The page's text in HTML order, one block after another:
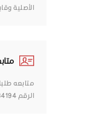
الأصلية
متابعه
الرقم 01097734194.